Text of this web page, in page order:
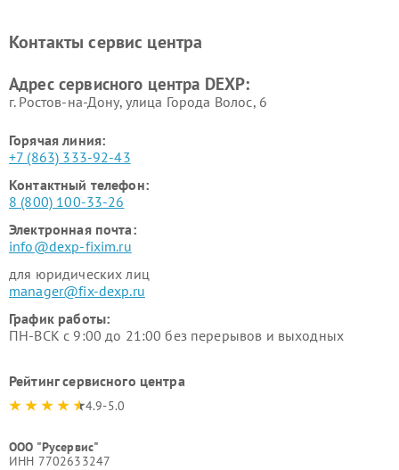
Ремонт серверов DEXP
Ремонт мини пк DEXP
Контакты сервис центра
Адрес сервисного центра DEXP:
г. Ростов-на-Дону, улица Города Волос, 6
Горячая линия:
+7 (863) 333-92-43
Контактный телефон:
8 (800) 100-33-26
Электронная почта:
info@dexp-fixim.ru
для юридических лиц
manager@fix-dexp.ru
График работы:
ПН-ВСК с 9:00 до 21:00 без перерывов и выходных
Рейтинг сервисного центра
4.9-5.0
ООО "Русервис"
ИНН 7702633247